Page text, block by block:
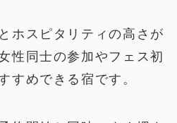
ホスピタリティの高さが
性同士の参加やフェス初
すめできる宿です。